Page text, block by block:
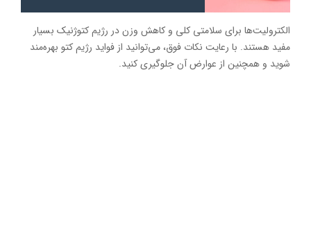
الکترولیت‌ها برای سلامتی کلی و کاهش وزن در رژیم کتوژنیک بسیار
مفید هستند. با رعایت نکات فوق، می‌توانید از فواید رژیم کتو بهره‌مند
شوید و همچنین از عوارض آن جلوگیری کنید.